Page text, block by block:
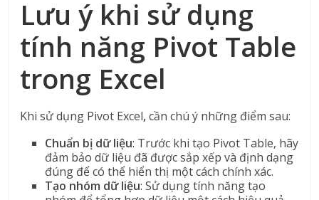
Lưu ý khi sử dụng
tính năng Pivot Table
trong Excel
Khi sử dụng Pivot Excel,cần chú ý những điểm sau:
Chuẩn bị dữ liệu: Trước khi tạo Pivot Table, hãy
đảm bảo dữ liệu đã được sắp xếp và định dạng
đúng để có thể hiển thị một cách chính xác.
Tạo nhóm dữ liệu: Sử dụng tính năng tạo